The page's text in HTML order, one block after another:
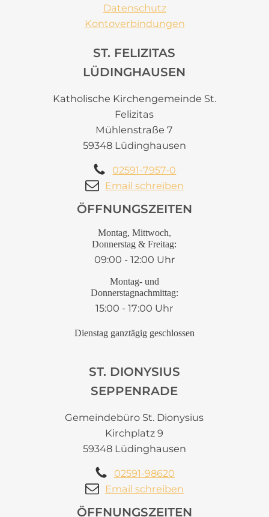
Datenschutz
Kontoverbindungen
ST. FELIZITAS
LÜDINGHAUSEN
Katholische Kirchengemeinde St.
Felizitas
Mühlenstraße 7
59348 Lüdinghausen
02591-7957-0
Email schreiben
ST. DIONYSIUS
SEPPENRADE
Gemeindebüro St. Dionysius
Kirchplatz 9
59348 Lüdinghausen
02591-98620
Email schreiben
ÖFFNUNGSZEITEN
Montag, Mittwoch,
Donnerstag & Freitag:
09:00 - 12:00 Uhr
Montag- und
Donnerstagnachmittag:
15:00 - 17:00 Uhr
Dienstag ganztägig geschlossen
ÖFFNUNGSZEITEN